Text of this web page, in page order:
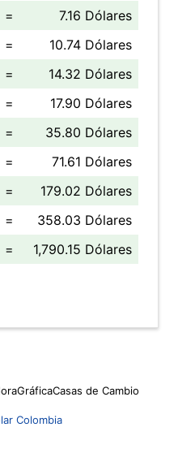
=
7.16 Dólares
=
10.74 Dólares
=
14.32 Dólares
=
17.90 Dólares
=
35.80 Dólares
=
71.61 Dólares
=
179.02 Dólares
=
358.03 Dólares
= 1,790.15 Dólares
GráficaCasas de Cambio
Colombia